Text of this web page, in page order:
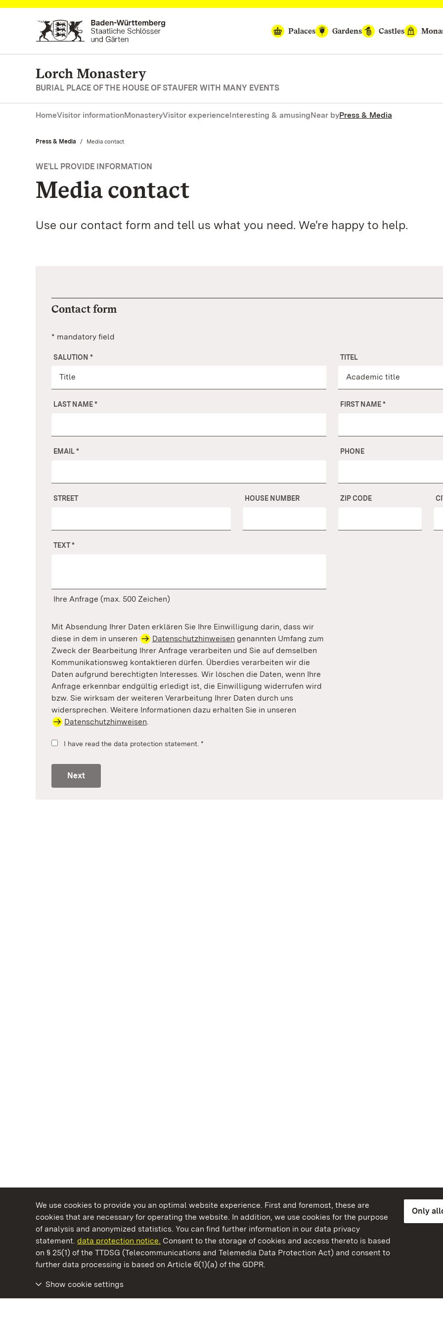
We use cookies to provide you an optimal website experience. First and foremost, these are
cookies that are necessary for operating the website. In addition, we use cookies for the purpose
of analysis and anonymized statistics. You can find further information in our data privacy
statement. data protection notice. Consent to the storage of cookies and access thereto is based
on § 25(1) of the TTDSG (Telecommunications and Telemedia Data Protection Act) and consent to
further data processing is based on Article 6(1)(a) of the GDPR.
Only
Show cookie settings
Navigate to main page
Palaces
Gardens Castles
Lorch Monastery
BURIAL PLACE OF THE HOUSE OF STAUFER WITH MANY EVENTS
HomeVisitor informationMonasteryVisitor experienceInteresting & amusingNear byPress & Media
Press & Media Current:
Media contact
WE'LL PROVIDE INFORMATION
Media contact
Use our contact form and tell us what you need. We're happy to help.
Contact form
* mandatory field
SALUTION * TITEL
LAST NAME* FIRST NAME*
EMAIL* PHONE
STREET HOUSE NUMBER ZIP CODE
TEXT*
Ihre Anfrage (max. 500 Zeichen)
Mit Absendung Ihrer Daten erklären Sie Ihre Einwilligung darin, dass wir
diese in dem in unseren
Datenschutzhinweisen genannten Umfang zum
Zweck der Bearbeitung Ihrer Anfrage verarbeiten und Sie auf demselben
Kommunikationsweg kontaktieren dürfen. Überdies verarbeiten wir die
Daten aufgrund berechtigten Interesses. Wir löschen die Daten, wenn Ihre
Anfrage erkennbar endgültig erledigt ist, die Einwilligung widerrufen wird
bzw. Sie wirksam der weiteren Verarbeitung Ihrer Daten durch uns
widersprechen. Weitere Informationen dazu erhalten Sie in unseren
Datenschutzhinweisen.
I have read the data protection statement. *
Next
State Palaces and Gardens of Baden-Wuerttemberg
Baden-Wuerttemberg